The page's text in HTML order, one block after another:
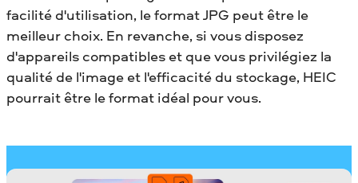
facilité d'utilisation, le format JPG peut être le
meilleur choix. En revanche, si vous disposez
d'appareils compatibles et que vous privilégiez la
qualité de l'image et l'efficacité du stockage, HEIC
pourrait être le format idéal pour vous.